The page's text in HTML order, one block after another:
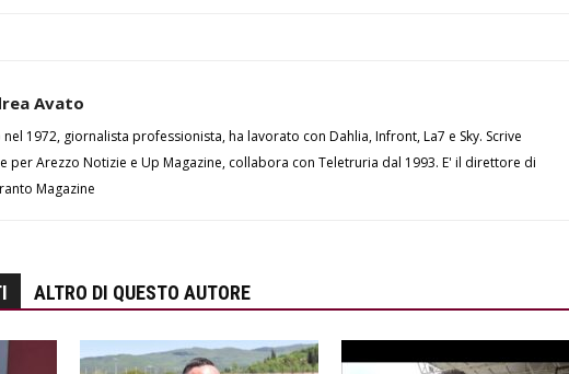
Avato
1972, giornalista professionista, ha lavorato con Dahlia, Infront, La7 e Sky. Scrive
per Arezzo Notizie e Up Magazine, collabora con Teletruria dal 1993. E' il direttore di
Magazine
ALTRO DI QUESTO AUTORE